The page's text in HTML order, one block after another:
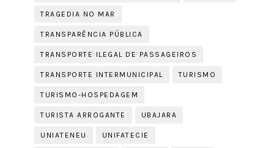
TRAGEDIA NO MAR
TRANSPARÊNCIA PÚBLICA
TRANSPORTE ILEGAL DE PASSAGEIROS
TRANSPORTE INTERMUNICIPAL TURISMO
TURISMO-HOSPEDAGEM
TURISTA ARROGANTE UBAJARA
UNIATENEU UNIFATECIE